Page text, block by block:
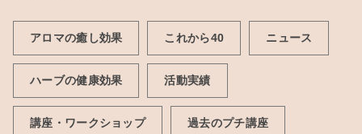
アロマの癒し効果 これから40 ニュース
ハーブの健康効果 活動実績
講座・ワークショップ 過去のプチ講座